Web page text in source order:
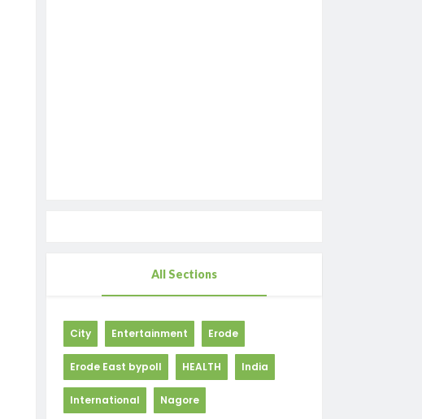
All Sections
City Entertainment Erode
Erode East bypoll HEALTH India
International Nagore